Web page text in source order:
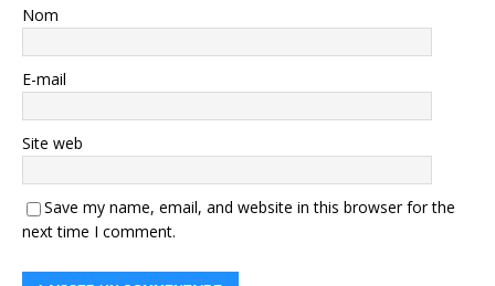
Nom
E-mail
Site web
Save my name, email, and website in this browser for the
next time I comment.